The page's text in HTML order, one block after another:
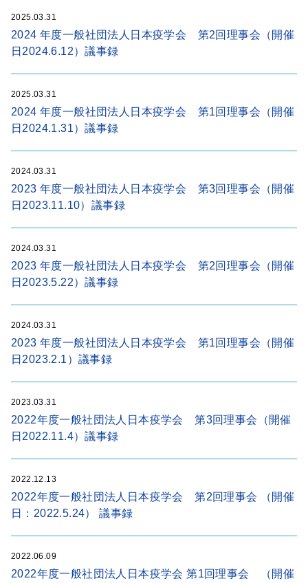
2025.03.31
2024 年度一般社団法人日本疫学会 第2回理事会（開催
日2024.6.12）議事録
2025.03.31
2024 年度一般社団法人日本疫学会 第1回理事会（開催
日2024.1.31）議事録
2024.03.31
2023 年度一般社団法人日本疫学会 第3回理事会（開催
日2023.11.10）議事録
2024.03.31
2023 年度一般社団法人日本疫学会 第2回理事会（開催
日2023.5.22）議事録
2024.03.31
2023 年度一般社団法人日本疫学会 第1回理事会（開催
日2023.2.1）議事録
2023.03.31
2022年度一般社団法人日本疫学会 第3回理事会（開催
日2022.11.4）議事録
2022.12.13
2022年度一般社団法人日本疫学会 第2回理事会 （開催
日：2022.5.24） 議事録
2022.06.09
2022年度一般社団法人日本疫学会 第1回理事会 （開催